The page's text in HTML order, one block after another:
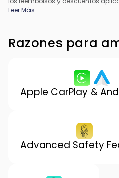
consumidores; pueden aplicarse
de procesamiento del
concesionario puede variar.
Leer Más
Razones para
Apple CarPlay &
Advanced Safety